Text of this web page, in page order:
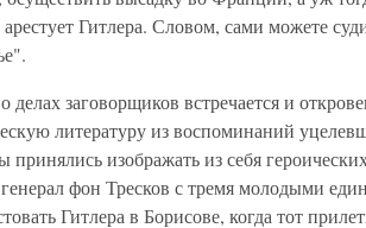
Гитлера. Словом, сами можете
делах заговорщиков встречается и
литературу из воспоминаний
принялись изображать из себя
фон Тресков с тремя молодыми
Гитлера в Борисове, когда тот